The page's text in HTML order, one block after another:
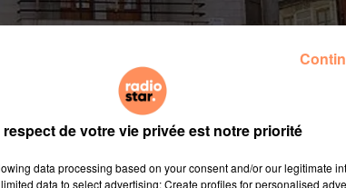
respect de votre vie privée est notre priorité
data processing based on your consent and/or our legitimate
data to select advertising; Create profiles for personalised